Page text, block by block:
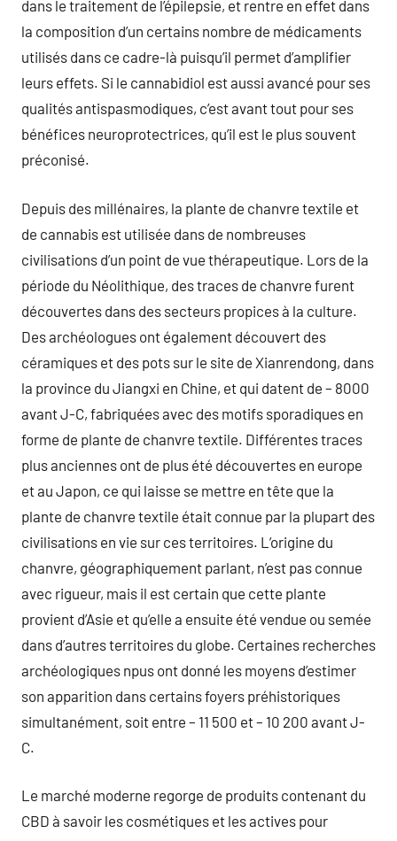
dans le traitement de l’épilepsie, et rentre en effet dans
la composition d’un certains nombre de médicaments
utilisés dans ce cadre-là puisqu’il permet d’amplifier
leurs effets. Si le cannabidiol est aussi avancé pour ses
qualités antispasmodiques, c’est avant tout pour ses
bénéfices neuroprotectrices, qu’il est le plus souvent
préconisé.
Depuis des millénaires, la plante de chanvre textile et
de cannabis est utilisée dans de nombreuses
civilisations d’un point de vue thérapeutique. Lors de la
période du Néolithique, des traces de chanvre furent
découvertes dans des secteurs propices à la culture.
Des archéologues ont également découvert des
céramiques et des pots sur le site de Xianrendong, dans
la province du Jiangxi en Chine, et qui datent de – 8000
avant J-C, fabriquées avec des motifs sporadiques en
forme de plante de chanvre textile. Différentes traces
plus anciennes ont de plus été découvertes en europe
et au Japon, ce qui laisse se mettre en tête que la
plante de chanvre textile était connue par la plupart des
civilisations en vie sur ces territoires. L’origine du
chanvre, géographiquement parlant, n’est pas connue
avec rigueur, mais il est certain que cette plante
provient d’Asie et qu’elle a ensuite été vendue ou semée
dans d’autres territoires du globe. Certaines recherches
archéologiques npus ont donné les moyens d’estimer
son apparition dans certains foyers préhistoriques
simultanément, soit entre – 11 500 et – 10 200 avant J-
C.
Le marché moderne regorge de produits contenant du
CBD à savoir les cosmétiques et les actives pour